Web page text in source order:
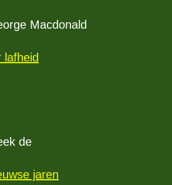
Macdonald
lafheid
de
jaren